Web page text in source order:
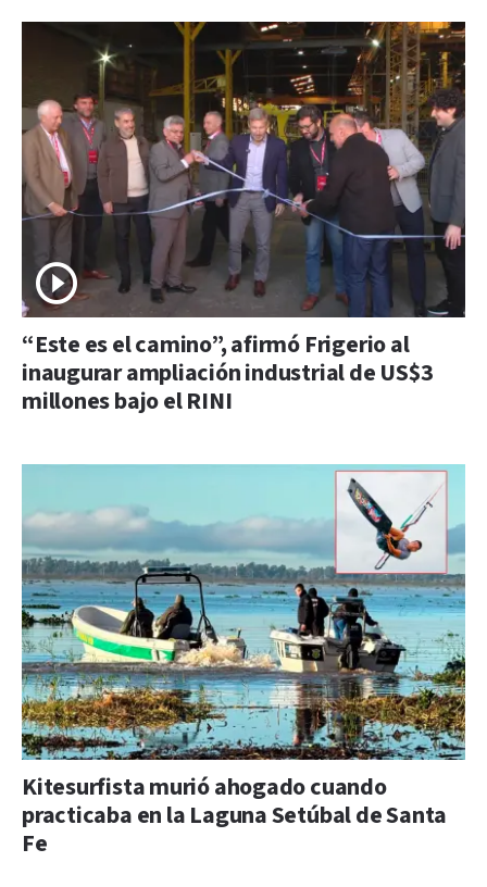
“Este es el camino”, afirmó Frigerio al
inaugurar ampliación industrial de US$3
millones bajo el RINI
Kitesurfista murió ahogado cuando
practicaba en la Laguna Setúbal de Santa
Fe